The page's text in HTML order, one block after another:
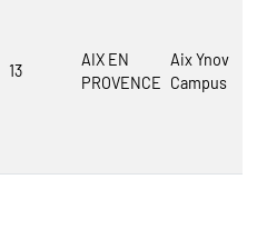
13
AIX EN
PROVENCE
Aix Ynov
Campus